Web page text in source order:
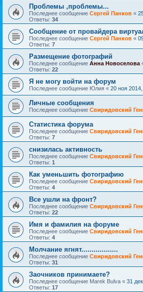
Проблемы ,проблемы...
Последнее сообщение Сергей Панков «
Ответы: 34
Сообщение от провайдера
Последнее сообщение Сергей Панков «
Ответы: 7
Размещение фотографий
Последнее сообщение Анна Новоселова
Ответы: 22
Я не могу войти на форум
Последнее сообщение Юлия « 20 ноя
Личные сообщения
Последнее сообщение Свиридовский
Статистика форума
Последнее сообщение Свиридовский
Ответы: 7
снизилась активность
Последнее сообщение Свиридовский
Ответы: 1
Как уменьшить фотографию
Последнее сообщение Свиридовский
Ответы: 4
Все ушли на фронт?
Последнее сообщение Свиридовский
Ответы: 22
Имя и фамилия на форуме
Последнее сообщение Свиридовский
Ответы: 4
Молчание ягнят..................
Последнее сообщение Свиридовский
Ответы: 31
Заочников принимаете?
Последнее сообщение Marek Bulva « 31
Ответы: 17